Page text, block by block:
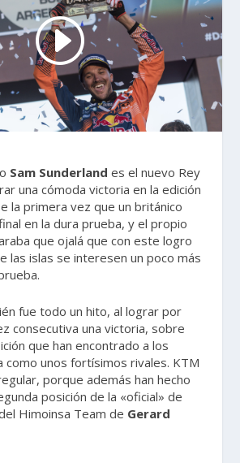
Sam Sunderland es el nuevo Rey
una cómoda victoria en la edición
la primera vez que un británico
en la dura prueba, y el propio
que ojalá que con este logro
las islas se interesen un poco más
fue todo un hito, al lograr por
consecutiva una victoria, sobre
que han encontrado a los
como unos fortísimos rivales. KTM
porque además han hecho
posición de la «oficial» de
Himoinsa Team de Gerard